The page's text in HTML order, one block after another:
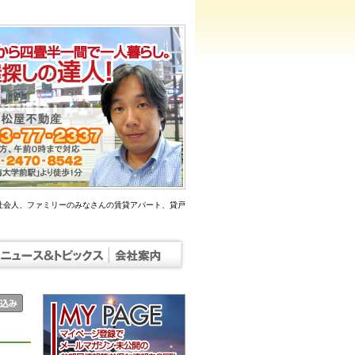
人、ファミリーのみなさんの賃貸アパート、貸戸